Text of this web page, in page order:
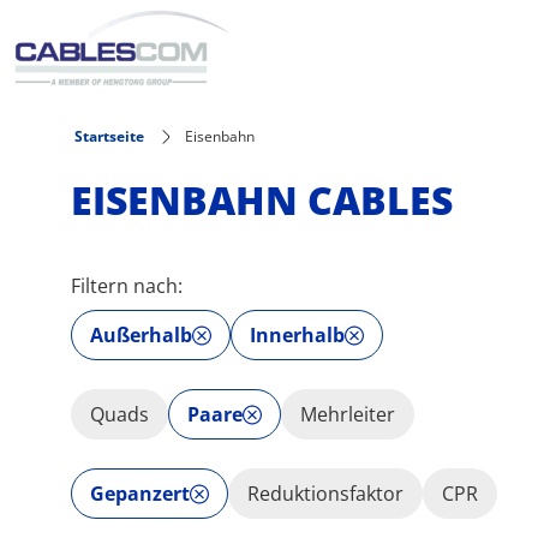
Direkt zum Inhalt
Startseite Eisenbahn
EISENBAHN CABLES
Filtern nach:
Außerhalb
Innerhalb
Quads Paare Mehrleiter
Gepanzert Reduktionsfaktor CPR